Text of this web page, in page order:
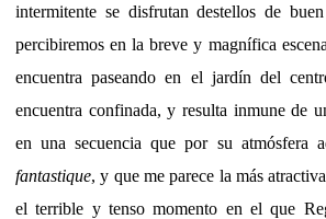
intermitente se disfrutan destellos de
percibiremos en la breve y magnífica
encuentra paseando en el jardín del
encuentra confinada, y resulta inmune de
en una secuencia que por su atmósfera
fantastique, y que me parece la más
el terrible y tenso momento en el que